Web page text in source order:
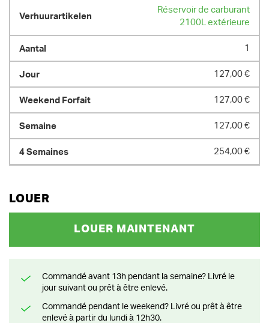
Réservoir de carburant
2100L extérieure
1
127,00 €
127,00 €
127,00 €
254,00 €
LOUER
LOUER MAINTENANT
Commandé avant 13h pendant la semaine? Livré le
jour suivant ou prêt à être enlevé.
Commandé pendant le weekend? Livré ou prêt à être
enlevé à partir du lundi à 12h30.